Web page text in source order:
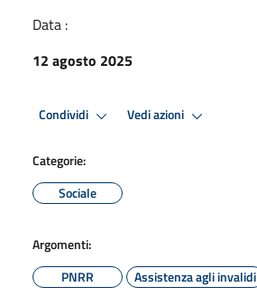
Data :
12 agosto 2025
Condividi Vedi azioni
Categorie:
Sociale
Argomenti:
PNRR
Assistenza agli invalidi